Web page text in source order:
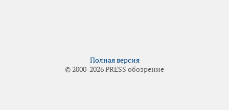
Полная версия
© 2000-2026 PRESS обозрение